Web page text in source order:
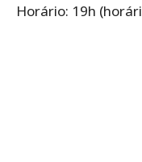
Horário: 19h